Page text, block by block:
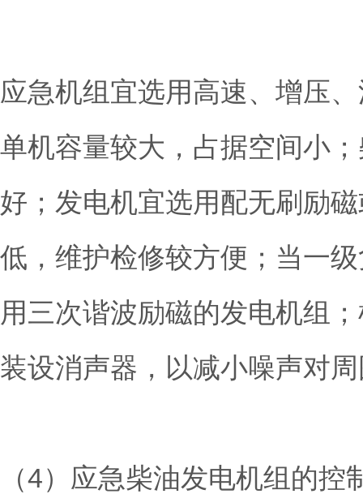
应急机组宜选用高速、增压
单机容量较大，占据空间小
好；发电机宜选用配无刷励
低，维护检修较方便；当一
用三次谐波励磁的发电机组
装设消声器，以减小噪声对
（4）应急柴油发电机组的控